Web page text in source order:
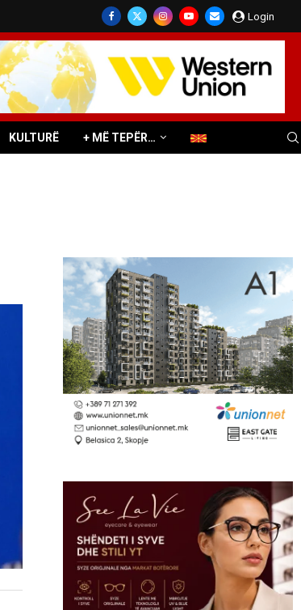
Login
KULTURË + MË TEPËR…